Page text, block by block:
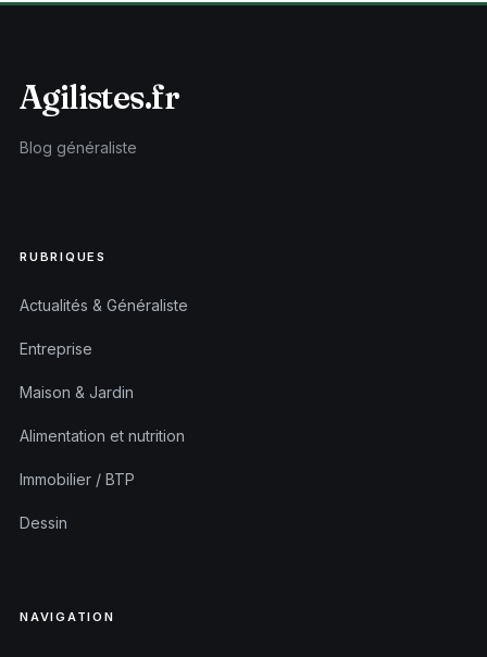
Agilistes.fr
Blog généraliste
RUBRIQUES
Actualités & Généraliste
Entreprise
Maison & Jardin
Alimentation et nutrition
Immobilier / BTP
Dessin
NAVIGATION